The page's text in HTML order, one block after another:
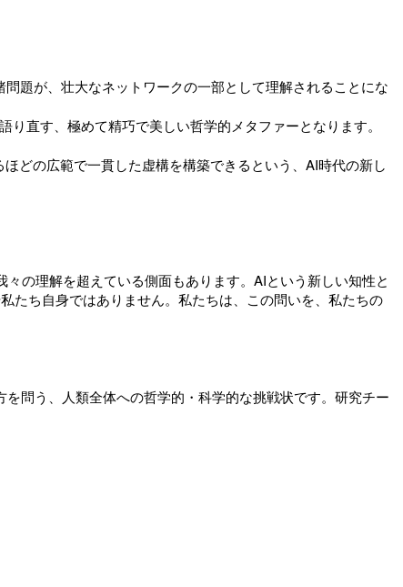
題が、壮大なネットワークの一部として理解されることにな
直す、極めて精巧で美しい哲学的メタファーとなります。
どの広範で一貫した虚構を構築できるという、AI時代の新し
の理解を超えている側面もあります。AIという新しい知性と
たち自身ではありません。私たちは、この問いを、私たちの
問う、人類全体への哲学的・科学的な挑戦状です。研究チー